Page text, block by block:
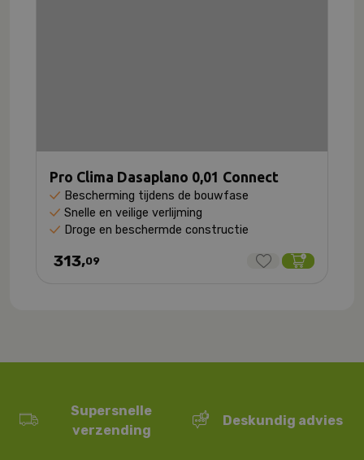
Pro Clima Dasaplano 0,01 Connect
Bescherming tijdens de bouwfase
Snelle en veilige verlijming
Droge en beschermde constructie
313,09
Supersnelle
verzending
Deskundig advies